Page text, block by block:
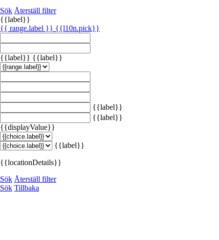
Sök Återställ filter
{{label}}
{{ range.label }} {{l10n.pick}}
{{label}} {{label}}
{{label}}
{{label}}
{{displayValue}}
{{label}}
{{locationDetails}}
Sök Återställ filter
Sök Tillbaka